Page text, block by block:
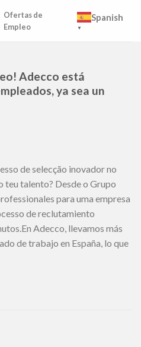
Ofertas de
Empleo
Spanish
▼
Adecco está
ya sea un
de selecção inovador no
teu talento? Desde o Grupo
para uma empresa
de reclutamiento
Adecco, llevamos más
de trabajo en España, lo que